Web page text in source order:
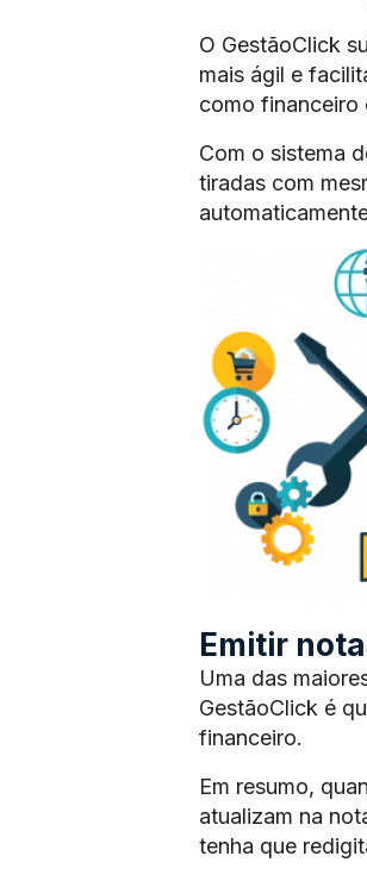
O GestãoClick
mais ágil e
como financeiro
Com o sistema
tiradas com
Emitir
Uma das
GestãoClick é
financeiro.
Em resumo,
atualizam na
tenha que